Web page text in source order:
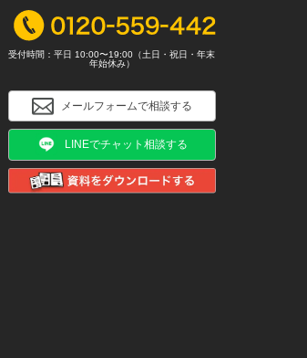
受付時間：平日 10:00〜19:00（土日・祝日・年末
年始休み）
メールフォームで相談する
LINEでチャット相談する